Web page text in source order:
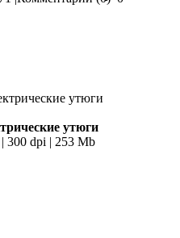
утюги
300 dpi | 253 Mb